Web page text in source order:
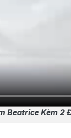
Beatrice Kèm 2